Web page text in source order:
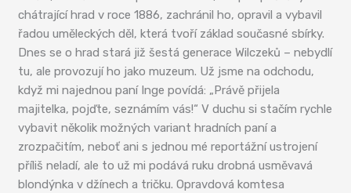
chátrající hrad v roce 1886, zachránil ho, opravil a vybavil
řadou uměleckých děl, která tvoří základ současné sbírky.
Dnes se o hrad stará již šestá generace Wilczeků – nebydlí
tu, ale provozují ho jako muzeum. Už jsme na odchodu,
když mi najednou paní Inge povídá: „Právě přijela
majitelka, pojďte, seznámím vás!“ V duchu si stačím rychle
vybavit několik možných variant hradních paní a
zrozpačitím, neboť ani s jednou mé reportážní ustrojení
příliš neladí, ale to už mi podává ruku drobná usměvavá
blondýnka v džínech a tričku. Opravdová komtesa